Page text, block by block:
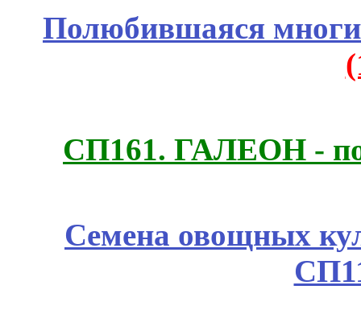
Полюбившаяся
СП161. ГАЛЕОН -
Семена овощных